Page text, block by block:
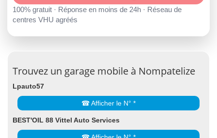
100% gratuit · Réponse en moins de 24h · Réseau de
centres VHU agréés
Trouvez un garage mobile à Nompatelize
Lpauto57
☎ Afficher le N° *
BEST'OIL 88 Vittel Auto Services